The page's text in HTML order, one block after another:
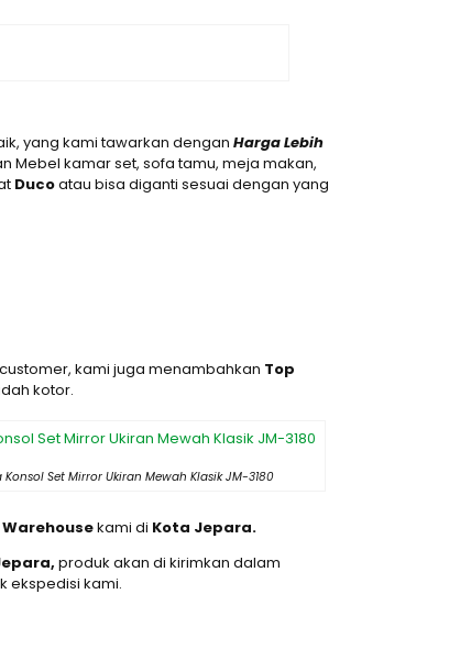
yang kami tawarkan dengan Harga Lebih
kamar set, sofa tamu, meja makan,
Ducoatau bisa diganti sesuai dengan yang
kami juga menambahkan Top
kotor.
Konsol Set Mirror Ukiran Mewah Klasik JM-3180
Warehousekami di Kota Jepara.
produk akan di kirimkan dalam
ekspedisi kami.